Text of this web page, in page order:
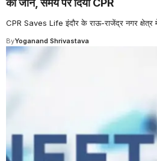
की जान, समय पर दिया CPR
CPR Saves Life इंदौर के राऊ-राजेंद्र नगर क्षेत्र में
ByYoganand Shrivastava